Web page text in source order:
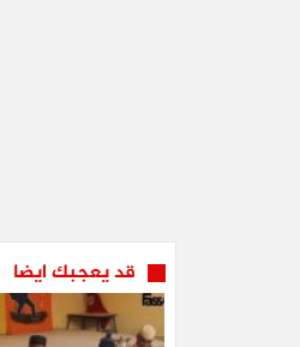
قد يعجبك ايضا